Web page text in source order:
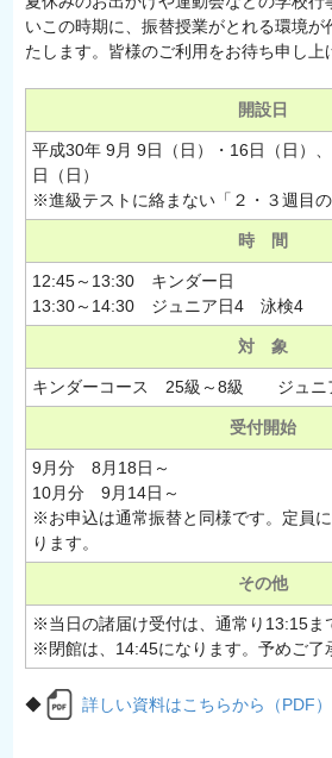
いこの時期に、振替授業がとれる環境
たします。皆様のご利用をお待ち申し上
開設日
平成30年 9月 9日（日）・16日（日）
日（日）
※進級テストに絡まない「２・３週目の
時 間
12:45～13:30 キンダー日
13:30～14:30 ジュニア日4 泳検4
対 象
キンダーコース 25級～8級 ジュニ
受付開始
9月分 8月18日～
10月分 9月14日～
※お申込は通常振替と同様です。定員
ります。
その他
※当日の諸届け受付は、通常り13:15ま
※閉館は、14:45になります。予めご了
◆ 詳しい資料はこちらから（PDF）